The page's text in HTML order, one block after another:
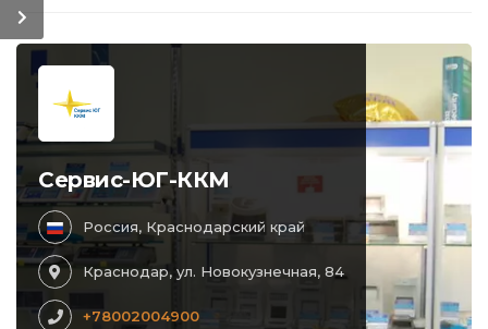
Сервис-ЮГ-ККМ
Россия, Краснодарский край
Краснодар, ул. Новокузнечная, 84
+78002004900